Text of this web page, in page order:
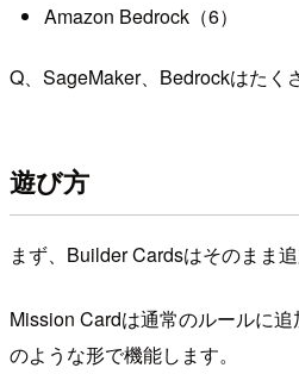
Amazon Bedrock（6）
Q、SageMaker、Bedrockはたく
遊び方
まず、Builder Cardsはそのまま追
Mission Cardは通常のルールに
のような形で機能します。